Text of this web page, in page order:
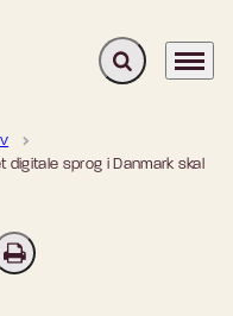
Fold søgefelt
Menu
digitale sprog i Danmark skal
email
Print